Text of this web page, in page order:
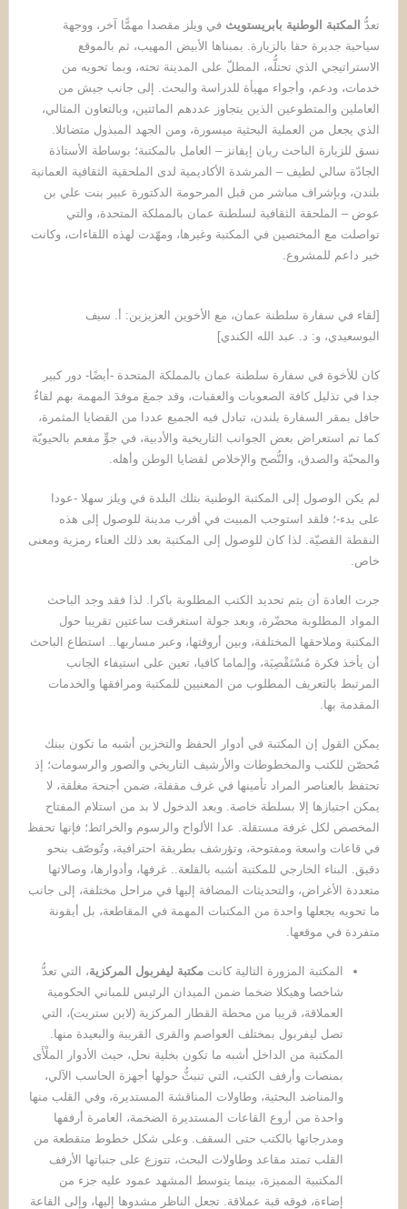
تعدُّ المكتبة الوطنية بابريستويث في ويلز مقصدا مهمًّا آخر، ووجهة
سياحية جديرة حقا بالزيارة. بمبناها الأبيض المهيب، ثم بالموقع
الاستراتيجي الذي تحتلُّه، المطلّ على المدينة تحته، وبما تحويه من
خدمات، ودعم، وأجواء مهيأة للدراسة والبحث. إلى جانب جيش من
العاملين والمتطوعين الذين يتجاوز عددهم المائتين، وبالتعاون المثالي،
الذي يجعل من العملية البحثية ميسورة، ومن الجهد المبذول متضائلا.
نسق للزيارة الباحث ريان إيفانز – العامل بالمكتبة؛ بوساطة الأستاذة
الجادّة سالي لطيف – المرشدة الأكاديمية لدى الملحقية الثقافية العمانية
بلندن، وبإشراف مباشر من قبل المرحومة الدكتورة عبير بنت علي بن
عوض – الملحقة الثقافية لسلطنة عمان بالمملكة المتحدة، والتي
تواصلت مع المختصين في المكتبة وغيرها، ومهّدت لهذه اللقاءات، وكانت
خير داعم للمشروع.
[لقاء في سفارة سلطنة عمان، مع الأخوين العزيزين: أ. سيف
البوسعيدي، و: د. عبد الله الكندي]
كان للأخوة في سفارة سلطنة عمان بالمملكة المتحدة -أيضًا- دور كبير
جدا في تذليل كافة الصعوبات والعقبات، وقد جمعَ موفدَ المهمة بهم لقاءٌ
حافل بمقر السفارة بلندن، تبادل فيه الجميع عددا من القضايا المثمرة،
كما تم استعراض بعض الجوانب التاريخية والأدبية، في جوٍّ مفعم بالحيويّة
والمحبّة والصدق، والنُّصح والإخلاص لقضايا الوطن وأهله.
لم يكن الوصول إلى المكتبة الوطنية بتلك البلدة في ويلز سهلا -عودا
على بدء-؛ فلقد استوجب المبيت في أقرب مدينة للوصول إلى هذه
النقطة القصيّة. لذا كان للوصول إلى المكتبة بعد ذلك العناء رمزية ومعنى
خاص.
جرت العادة أن يتم تحديد الكتب المطلوبة باكرا. لذا فقد وجد الباحث
المواد المطلوبة محضّرة، وبعد جولة استغرقت ساعتين تقريبا حول
المكتبة وملاحقها المختلفة، وبين أروقتها، وعبر مساربها.. استطاع الباحث
أن يأخذ فكرة مُسْتَقْصِيَة، وإلماما كافيا، تعين على استيفاء الجانب
المرتبط بالتعريف المطلوب من المعنيين للمكتبة ومرافقها والخدمات
المقدمة بها.
يمكن القول إن المكتبة في أدوار الحفظ والتخزين أشبه ما تكون ببنك
مُحصّن للكتب والمخطوطات والأرشيف التاريخي والصور والرسومات؛ إذ
تحتفظ بالعناصر المراد تأمينها في غرف مقفلة، ضمن أجنحة مغلقة، لا
يمكن اجتيازها إلا بسلطة خاصة. وبعد الدخول لا بد من استلام المفتاح
المخصص لكل غرفة مستقلة. عدا الألواح والرسوم والخرائط؛ فإنها تحفظ
في قاعات واسعة ومفتوحة، وتؤرشف بطريقة احترافية، وتُوصّف بنحو
دقيق. البناء الخارجي للمكتبة أشبه بالقلعة.. غرفها، وأدوارها، وصالاتها
متعددة الأغراض، والتحديثات المضافة إليها في مراحل مختلفة، إلى جانب
ما تحويه يجعلها واحدة من المكتبات المهمة في المقاطعة، بل أيقونة
متفردة في موقعها.
المكتبة المزورة التالية كانت مكتبة ليفربول المركزية، التي تعدُّ
شاخصا وهيكلا ضخما ضمن الميدان الرئيس للمباني الحكومية
العملاقة، قريبا من محطة القطار المركزية (لاين ستريت)، التي
تصل ليفربول بمختلف العواصم والقرى القريبة والبعيدة منها.
المكتبة من الداخل أشبه ما تكون بخلية نحل، حيث الأدوار الملْأَى
بمنصات وأرفف الكتب، التي تنبثُّ حولها أجهزة الحاسب الآلي،
والمناضد البحثية، وطاولات المناقشة المستديرة، وفي القلب منها
واحدة من أروع القاعات المستديرة الضخمة، العامرة أرففها
ومدرجاتها بالكتب حتى السقف. وعلى شكل خطوط متقطعة من
القلب تمتد مقاعد وطاولات البحث، تتوزع على جنباتها الأرفف
المكتبية المميزة، بينما يتوسط المشهد عمود عليه جزء من
إضاءة، فوقه قبة عملاقة. تجعل الناظر مشدوها إليها، وإلى القاعة